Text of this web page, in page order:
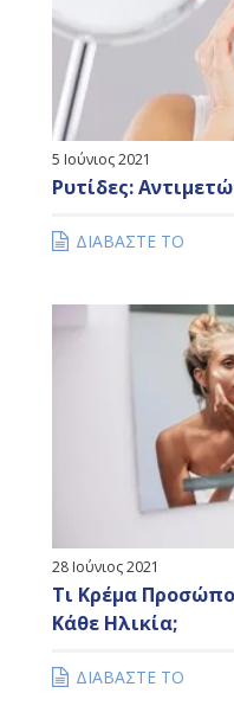
Ρυτίδες:
ΔΙΑΒΑΣΤΕ ΤΟ
28 Ιούνιος 2021
Κάθε Ηλικία;